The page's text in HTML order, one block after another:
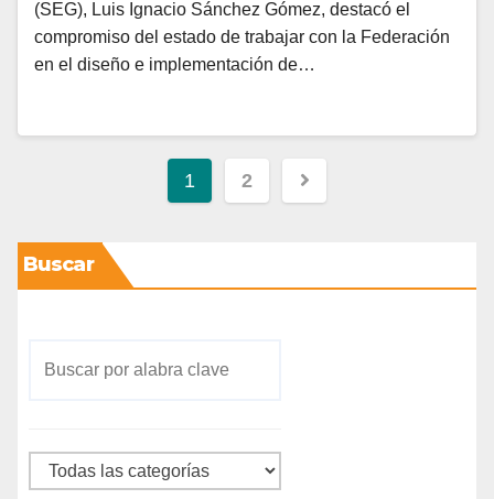
(SEG), Luis Ignacio Sánchez Gómez, destacó el
compromiso del estado de trabajar con la Federación
en el diseño e implementación de…
1 2
Buscar